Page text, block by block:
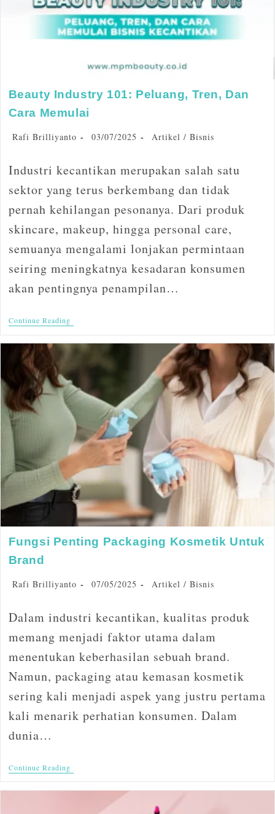
Beauty Industry 101: Peluang, Tren, Dan
Cara Memulai
Rafi Brilliyanto 03/07/2025 Artikel / Bisnis
Industri kecantikan merupakan salah satu
sektor yang terus berkembang dan tidak
pernah kehilangan pesonanya. Dari produk
skincare, makeup, hingga personal care,
semuanya mengalami lonjakan permintaan
seiring meningkatnya kesadaran konsumen
akan pentingnya penampilan…
Continue Reading
Fungsi Penting Packaging Kosmetik Untuk
Brand
Rafi Brilliyanto 07/05/2025 Artikel / Bisnis
Dalam industri kecantikan, kualitas produk
memang menjadi faktor utama dalam
menentukan keberhasilan sebuah brand.
Namun, packaging atau kemasan kosmetik
sering kali menjadi aspek yang justru pertama
kali menarik perhatian konsumen. Dalam
dunia…
Continue Reading